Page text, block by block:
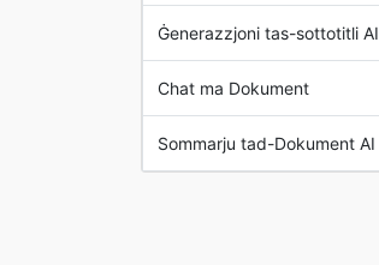
Ġenerazzjoni tas-sottotitli AI
Chat ma Dokument
Sommarju tad-Dokument AI